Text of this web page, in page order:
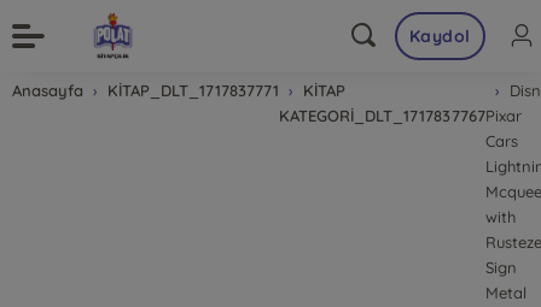
Kaydol
Anasayfa KİTAP_DLT_1717837771
KİTAP
KATEGORİ_DLT_1717837767Pixar
Cars
with
Rusteze
Sign
Metal